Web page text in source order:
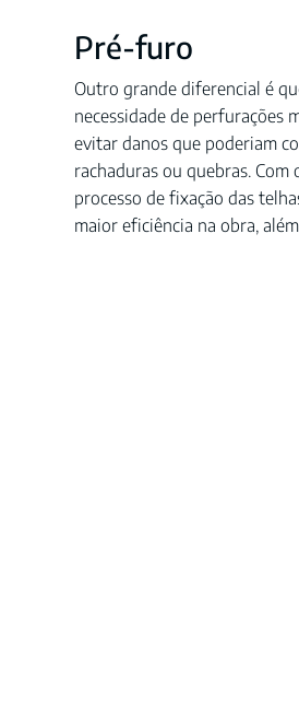
Pré-furo
Outro grande diferencial é
necessidade de perfurações
evitar danos que poderiam
rachaduras ou quebras.
processo de fixação das
maior eficiência na obra,